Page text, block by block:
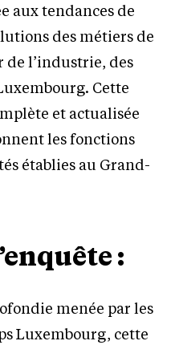
aux tendances de
des métiers de
de l’industrie, des
Cette
et actualisée
les fonctions
établies au Grand-
:
menée par les
Luxembourg, cette